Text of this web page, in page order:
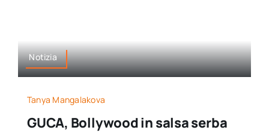
Ita Notizia
Tanya Mangalakova
GUCA, Bollywood in salsa serba